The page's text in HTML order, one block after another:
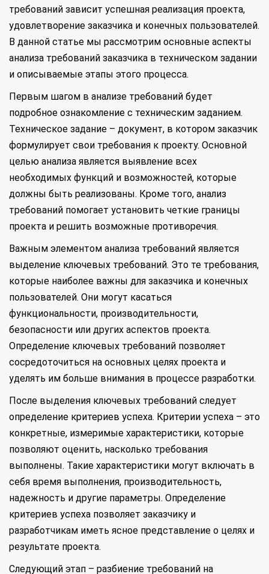
требований зависит успешная реализация проекта,
удовлетворение заказчика и конечных пользователей.
В данной статье мы рассмотрим основные аспекты
анализа требований заказчика в техническом задании
и описываемые этапы этого процесса.
Первым шагом в анализе требований будет
подробное ознакомление с техническим заданием.
Техническое задание – документ, в котором заказчик
формулирует свои требования к проекту. Основной
целью анализа является выявление всех
необходимых функций и возможностей, которые
должны быть реализованы. Кроме того, анализ
требований помогает установить четкие границы
проекта и решить возможные противоречия.
Важным элементом анализа требований является
выделение ключевых требований. Это те требования,
которые наиболее важны для заказчика и конечных
пользователей. Они могут касаться
функциональности, производительности,
безопасности или других аспектов проекта.
Определение ключевых требований позволяет
сосредоточиться на основных целях проекта и
уделять им больше внимания в процессе разработки.
После выделения ключевых требований следует
определение критериев успеха. Критерии успеха – это
конкретные, измеримые характеристики, которые
позволяют оценить, насколько требования
выполнены. Такие характеристики могут включать в
себя время выполнения, производительность,
надежность и другие параметры. Определение
критериев успеха позволяет заказчику и
разработчикам иметь ясное представление о целях и
результате проекта.
Следующий этап – разбиение требований на